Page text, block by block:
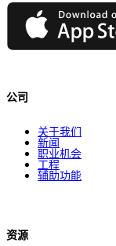
App Store
公司
关于我们
新闻
职业机会
工程
辅助功能
资源